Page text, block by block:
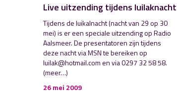
Inklappen
Live uitzending tijdens luilaknacht
Tijdens de luikalnacht (nacht van 29 op 30
mei) is er een speciale uitzending op Radio
Aalsmeer. De presentatoren zijn tijdens
deze nacht via MSN te bereiken op
luilak@hotmail.com en via 0297 32 58 58.
(meer…)
26 mei 2009